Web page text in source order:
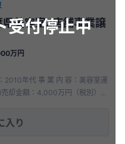
受付停止中
美容室2店舗事業譲
万円
2010年代 事 業 内 容：美容室運
入り